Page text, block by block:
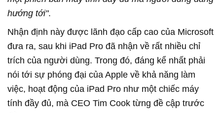
hướng tới".
Nhận định này được lãnh đạo cấp cao của Microsoft
đưa ra, sau khi iPad Pro đã nhận về rất nhiều chỉ
trích của người dùng. Trong đó, đáng kể nhất phải
nói tới sự phóng đại của Apple về khả năng làm
việc, hoạt động của iPad Pro như một chiếc máy
tính đầy đủ, mà CEO Tim Cook từng đề cập trước